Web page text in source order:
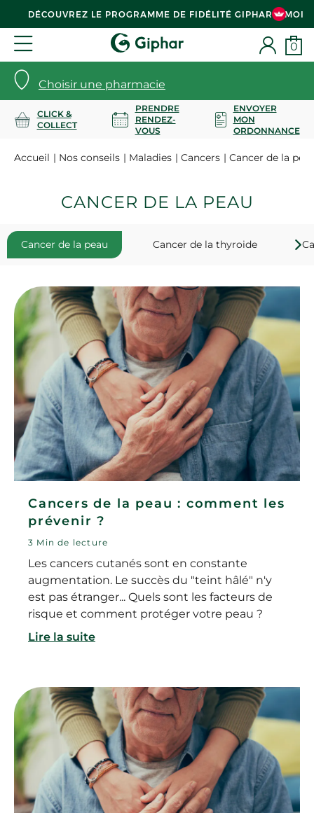
DÉCOUVREZ LE PROGRAMME DE FIDÉLITÉ GIPHAR & MOI
Choisir une pharmacie
0
CLICK &
COLLECT
PRENDRE
RENDEZ-
VOUS
ENVOYER
MON
ORDONNANCE
Accueil Nos conseils Maladies Cancers Cancer de la
CANCER DE LA PEAU
Cancer de la peau Cancer de la thyroide
Cancers de la peau : comment les
prévenir ?
3 Min de lecture
Les cancers cutanés sont en constante
augmentation. Le succès du "teint hâlé" n'y
est pas étranger... Quels sont les facteurs de
risque et comment protéger votre peau ?
Lire la suite